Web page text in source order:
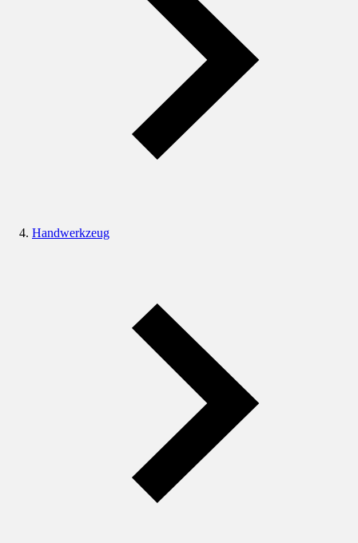
Handwerkzeug